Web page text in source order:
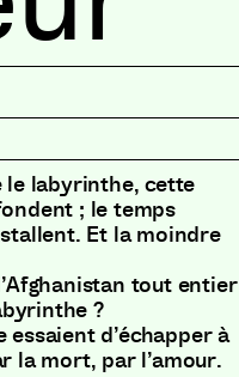
le labyrinthe, cette
; le temps
Et la moindre
tout entier
?
d’échapper à
la mort, par l’amour.